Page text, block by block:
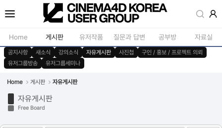
Home 게시판
공지사항
새소식
강의소식
유저작품 질문과 답변 공부방 자료실
공지사항 새소식 강의소식 자유게시판 사진첩
구인 / 홍보 / 프로젝트 의뢰
유저그룹방송
유저그룹세미나
Home 게시판 자유게시판
자유게시판
Free Board
Sketchbook5, 스케치북5
Sketchbook5, 스케치북5